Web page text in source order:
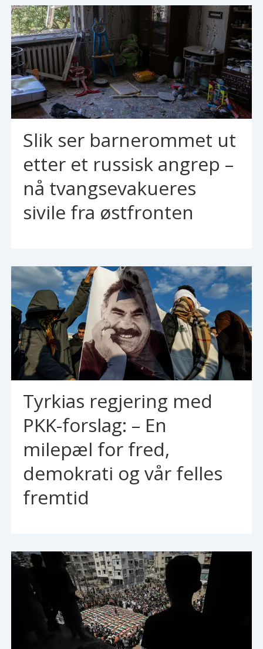
Slik ser barnerommet ut
etter et russisk angrep –
nå tvangsevakueres
sivile fra østfronten
Tyrkias regjering med
PKK-forslag: – En
milepæl for fred,
demokrati og vår felles
fremtid